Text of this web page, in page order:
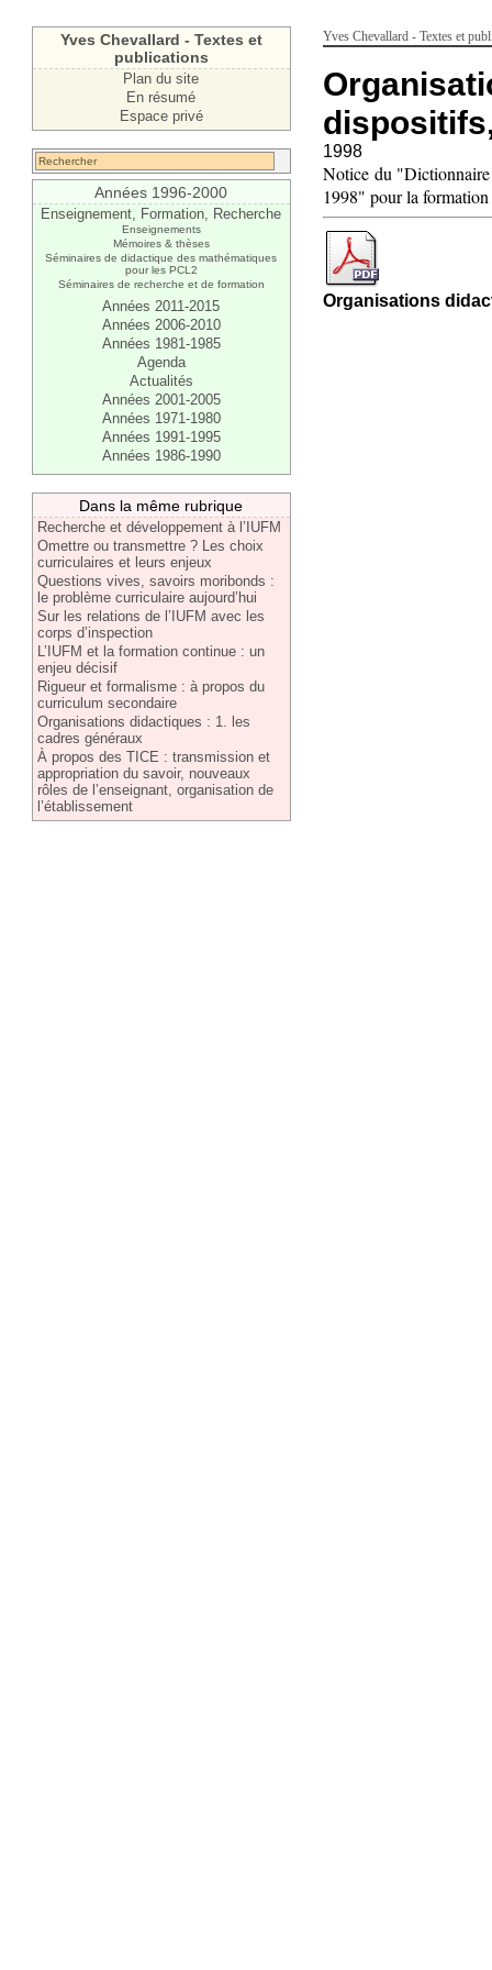
Yves Chevallard - Textes et
publications
Plan du site
En résumé
Espace privé
Années 1996-2000
Enseignement, Formation, Recherche
Enseignements
Mémoires & thèses
Séminaires de didactique des mathématiques
pour les PCL2
Séminaires de recherche et de formation
Années 2011-2015
Années 2006-2010
Années 1981-1985
Agenda
Actualités
Années 2001-2005
Années 1971-1980
Années 1991-1995
Années 1986-1990
Dans la même rubrique
Recherche et développement à l’IUFM
Omettre ou transmettre ? Les choix
curriculaires et leurs enjeux
Questions vives, savoirs moribonds :
le problème curriculaire aujourd’hui
Sur les relations de l’IUFM avec les
corps d’inspection
L’IUFM et la formation continue : un
enjeu décisif
Rigueur et formalisme : à propos du
curriculum secondaire
Organisations didactiques : 1. les
cadres généraux
À propos des TICE : transmission et
appropriation du savoir, nouveaux
rôles de l’enseignant, organisation de
l’établissement
Yves Chevallard - Textes et
1998
Notice du "Dictionnaire
1998" pour la formation
Organisations